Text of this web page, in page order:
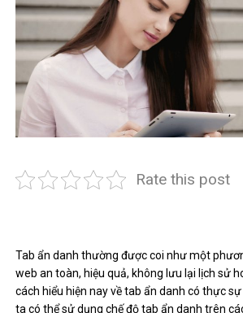
Rate this post
Tab ẩn danh thường được coi như một
web an toàn, hiệu quả, không lưu lại lịch sử
cách hiểu hiện nay về tab ẩn danh có thực
ta có thể sử dụng chế độ tab ẩn danh trên